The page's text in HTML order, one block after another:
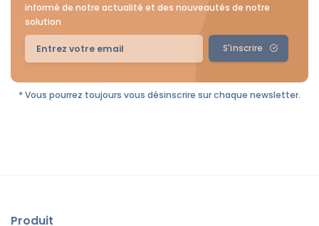
informé de notre actualité et des nouveautés de notre
solution
S'inscrire
* Vous pourrez toujours vous désinscrire sur chaque newsletter.
Produit